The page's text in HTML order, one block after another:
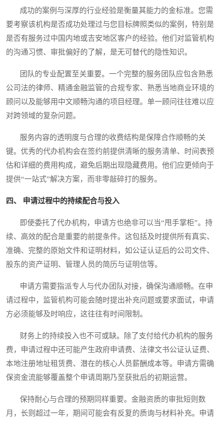
成功的案例与深厚的行业经验是衡量其能力的金标准。您需
要考察该机构是否成功处理过与您目标牌照类似的案例，特别是
是否有服务过中国内地或吉安地区客户的经验。他们对监管机构
的沟通习惯、审批偏好的了解，是无可替代的隐性知识。
团队的专业配置至关重要。一个完整的服务团队应包含熟悉
公司法的律师、精通金融监管的合规专家、熟悉当地商业环境的
顾问以及能够用中文顺畅沟通的项目经理。单一顾问往往难以应
对跨领域的复杂问题。
服务内容的透明度与合理的收费结构是保障合作顺畅的关
键。优秀的代办机构会在签约前提供清晰的服务清单、时间表预
估和详细的费用构成，避免后期出现隐藏费用。他们应更倾向于
提供“一站式”解决方案，而非零敲碎打的服务。
四、 申请过程中的持续配合与投入
即使委托了代办机构，申请方也绝非可以当“甩手掌柜”。持
续、高效的配合是重要的前提条件。这包括及时提供所有真实、
准确、完整的原始文件和证明材料，如公证认证后的公司文件、
股东的资产证明、管理人员的简历与证明信等。
申请方需要指派专人与代办团队对接，确保沟通顺畅。在申
请过程中，监管机构可能会随时提出补充问题或要求面试，申请
方必须能够及时响应，这往往有时间限制。
财务上的持续投入也不可或缺。除了支付给代办机构的服务
费，申请过程中还可能产生政府申请费、法律文书公证认证费、
本地注册地址租赁费、潜在的核心人员薪酬成本等。申请方需确
保资金流能够覆盖整个申请周期乃至获批后的初期运营。
保持耐心与合理的预期同样重要。金融资质的审批短则数
月，长则超过一年，期间可能会有反复的质询与材料补充。申请